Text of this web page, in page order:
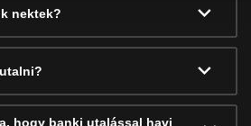
nektek?
hogy banki utalással havi